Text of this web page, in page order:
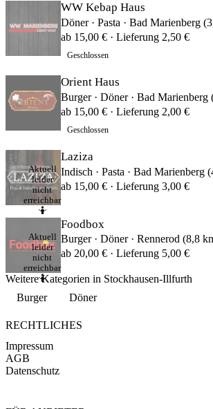
WW Kebap Haus
Döner · Pasta · Bad Marienberg
ab 15,00 € · Lieferung 2,50 €
Geschlossen
Orient Haus
Burger · Döner · Bad Marienberg
ab 15,00 € · Lieferung 2,00 €
Geschlossen
Laziza
Indisch · Pasta · Bad Marienberg
ab 15,00 € · Lieferung 3,00 €
Aktuell
leider
nicht
erreichbar
🤷
Foodbox
Burger · Döner · Rennerod (8,8
ab 20,00 € · Lieferung 5,00 €
Aktuell
leider
nicht
erreichbar
🤷
Weitere Kategorien in Stockhausen-Illfurth
Burger
Döner
RECHTLICHES
Impressum
AGB
Datenschutz